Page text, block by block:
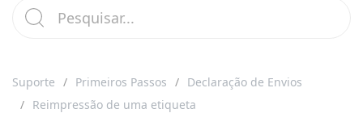
Suporte Primeiros Passos
Declaração de Envios
Reimpressão de uma etiqueta